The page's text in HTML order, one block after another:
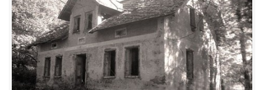
© 2026 eStránky.cz |Aktualizováno: 17. 7. 2026|Nahoru ↑